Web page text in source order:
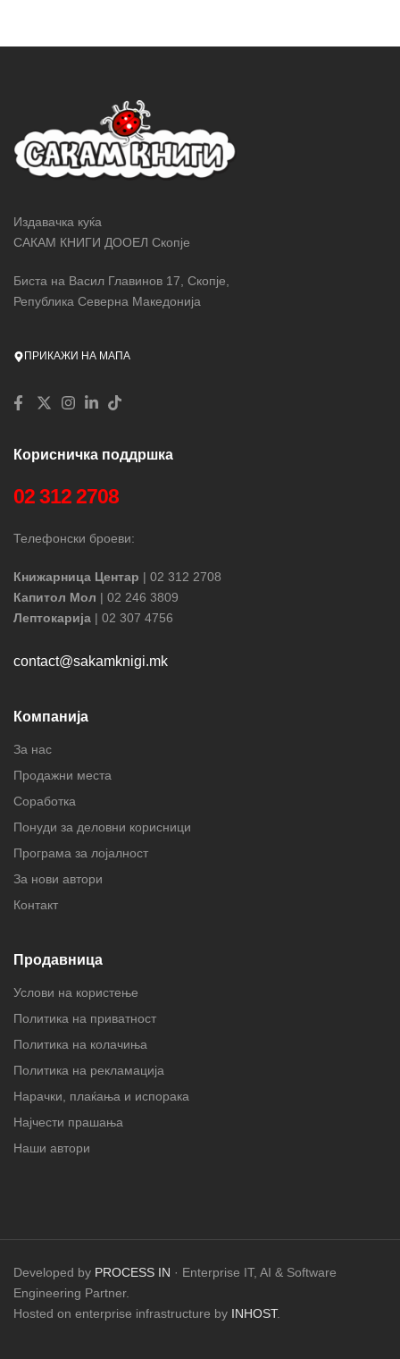
Издавачка куќа
САКАМ КНИГИ ДООЕЛ Скопје
Биста на Васил Главинов 17, Скопје,
Република Северна Македонија
ПРИКАЖИ НА МАПА
Корисничка поддршка
02 312 2708
Телефонски броеви:
Книжарница Центар | 02 312 2708
Капитол Мол | 02 246 3809
Лептокарија | 02 307 4756
contact@sakamknigi.mk
Компанија
За нас
Продажни места
Соработка
Понуди за деловни корисници
Програма за лојалност
За нови автори
Контакт
Продавница
Услови на користење
Политика на приватност
Политика на колачиња
Политика на рекламација
Нарачки, плаќања и испорака
Најчести прашања
Наши автори
Developed by PROCESS IN · Enterprise IT, AI & Software
Engineering Partner.
Hosted on enterprise infrastructure by INHOST.